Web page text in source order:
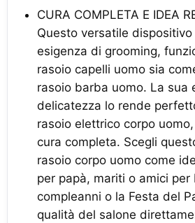
CURA COMPLETA E IDEA
Questo versatile dispositivo
esigenza di grooming,
rasoio capelli uomo sia
rasoio barba uomo. La sua
delicatezza lo rende
rasoio elettrico corpo
cura completa. Scegli
rasoio corpo uomo come
per papà, mariti o amici per
compleanni o la Festa del
qualità del salone